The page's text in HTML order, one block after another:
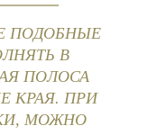
ПОДОБНЫЕ
В
ПОЛОСА
КРАЯ. ПРИ
МОЖНО